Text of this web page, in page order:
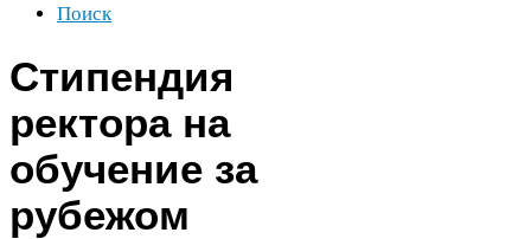
Поиск
Стипендия
ректора на
обучение за
рубежом